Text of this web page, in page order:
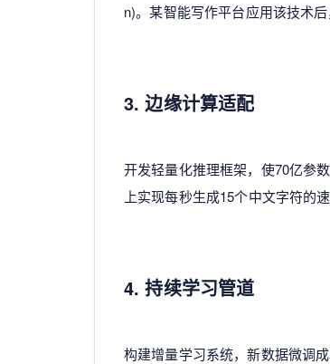
n)。某智能写作平台应用该技术
3. 边缘计算适配
开发轻量化推理框架，使70亿参
上实现每秒生成15个中文字符的
4. 持续学习管道
构建增量学习系统，新数据微调